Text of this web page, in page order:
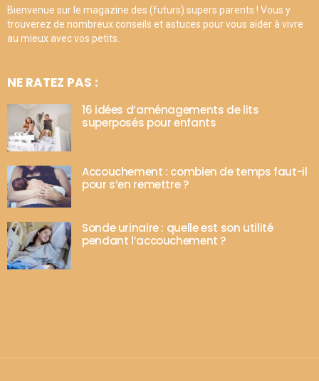
Bienvenue sur le magazine des (futurs) supers parents ! Vous y
trouverez de nombreux conseils et astuces pour vous aider à vivre
au mieux avec vos petits.
NE RATEZ PAS :
16 idées d’aménagements de lits
superposés pour enfants
Accouchement : combien de temps faut-il
pour s’en remettre ?
Sonde urinaire : quelle est son utilité
pendant l’accouchement ?